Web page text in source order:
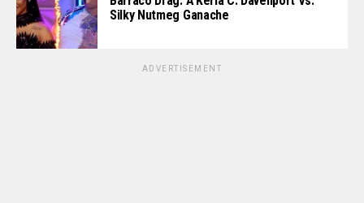
Silky Nutmeg Ganache
ADVERTISEMENT